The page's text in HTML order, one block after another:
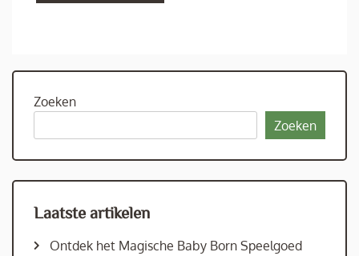
Zoeken
Zoeken
Laatste artikelen
Ontdek het Magische Baby Born Speelgoed